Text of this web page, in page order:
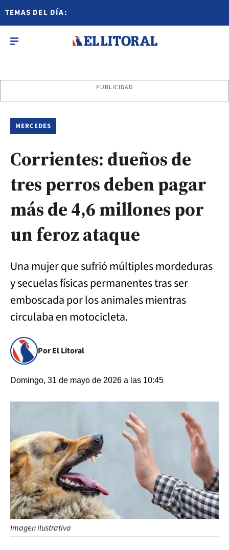
TEMAS DEL DÍA:
PUBLICIDAD
MERCEDES
Corrientes: dueños de
tres perros deben pagar
más de 4,6 millones por
un feroz ataque
Una mujer que sufrió múltiples mordeduras
y secuelas físicas permanentes tras ser
emboscada por los animales mientras
circulaba en motocicleta.
Por El Litoral
Domingo, 31 de mayo de 2026 a las 10:45
Imagen ilustrativa